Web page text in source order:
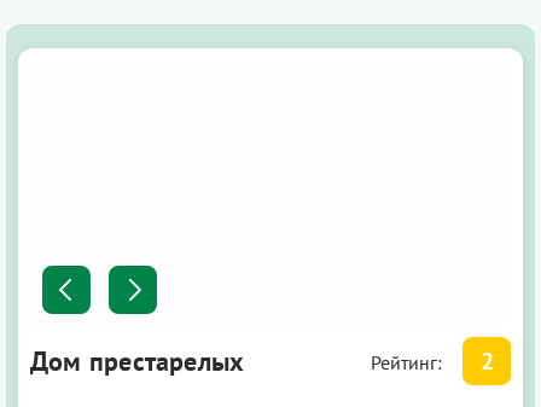
Дом престарелых Рейтинг: 2